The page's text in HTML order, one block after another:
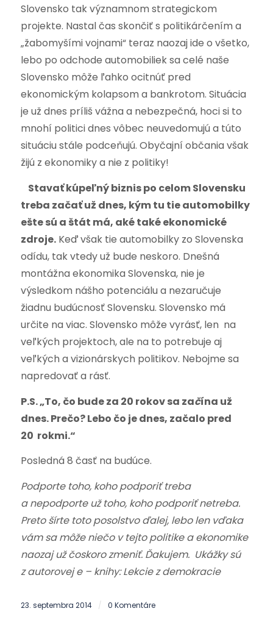
Slovensko tak významnom strategickom
projekte. Nastal čas skončiť s politikárčením a
„žabomyšími vojnami“ teraz naozaj ide o všetko,
lebo po odchode automobiliek sa celé naše
Slovensko môže ľahko ocitnúť pred
ekonomickým kolapsom a bankrotom. Situácia
je už dnes príliš vážna a nebezpečná, hoci si to
mnohí politici dnes vôbec neuvedomujú a túto
situáciu stále podceňujú. Obyčajní občania však
žijú z ekonomiky a nie z politiky!
Stavať kúpeľný biznis po celom Slovensku
treba začať už dnes, kým tu tie automobilky
ešte sú a štát má, aké také ekonomické
zdroje.Keď však tie automobilky zo Slovenska
odídu, tak vtedy už bude neskoro. Dnešná
montážna ekonomika Slovenska, nie je
výsledkom nášho potenciálu a nezaručuje
žiadnu budúcnosť Slovensku. Slovensko má
určite na viac. Slovensko môže vyrásť, len na
veľkých projektoch, ale na to potrebuje aj
veľkých a vizionárskych politikov. Nebojme sa
napredovať a rásť.
P.S. „To, čo bude za 20 rokov sa začína už
dnes. Prečo? Lebo čo je dnes, začalo pred
20 rokmi.“
Posledná 8 časť na budúce.
Podporte toho, koho podporiť treba
a nepodporte už toho, koho podporiť netreba.
Preto šírte toto posolstvo ďalej, lebo len vďaka
vám sa môže niečo v tejto politike a ekonomike
naozaj už čoskoro zmeniť. Ďakujem. Ukážky sú
z autorovej e – knihy: Lekcie z demokracie
23. septembra 2014 / 0 Komentáre